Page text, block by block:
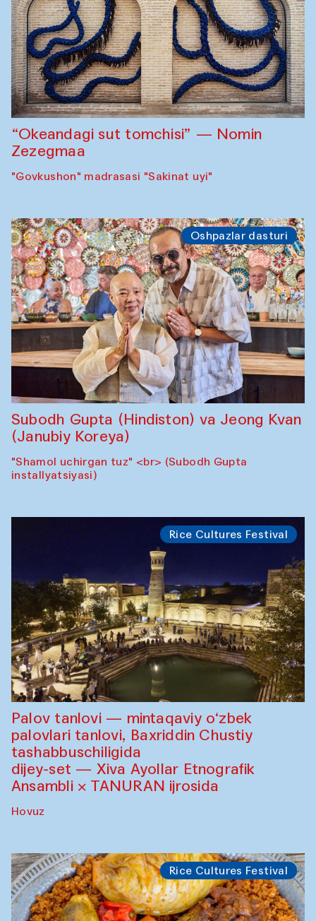
“Okeandagi sut tomchisi” — Nomin
Zezegmaa
"Govkushon" madrasasi "Sakinat uyi"
Oshpazlar dasturi
Subodh Gupta (Hindiston) va Jeong Kvan
(Janubiy Koreya)
"Shamol uchirgan tuz" <br> (Subodh Gupta
installyatsiyasi)
Rice Cultures Festival
Palov tanlovi — mintaqaviy o‘zbek
palovlari tanlovi, Baxriddin Chustiy
tashabbuschiligida
dijey-set — Xiva Ayollar Etnografik
Ansambli × TANURAN ijrosida
Hovuz
Rice Cultures Festival